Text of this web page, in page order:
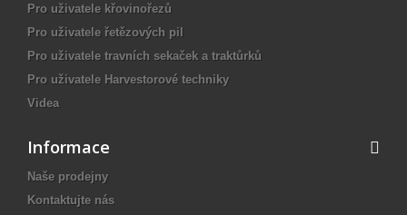
Pro uživatele křovinořezů
Pro uživatele řetězových pil
Pro uživatele travních sekaček a traktůrků
Pro uživatele Harvestorové techniky
Videa
Informace
Naše prodejny
Kontaktujte nás